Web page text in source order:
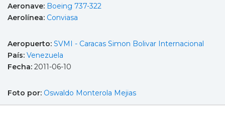
Aeronave: Boeing 737-322
Aerolínea: Conviasa
Aeropuerto: SVMI - Caracas Simon Bolivar Internacional
País: Venezuela
Fecha: 2011-06-10
Foto por: Oswaldo Monterola Mejias